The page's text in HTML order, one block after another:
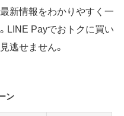
新情報をわかりやすく一
LINE Payでおトクに買い
逃せません。
ン